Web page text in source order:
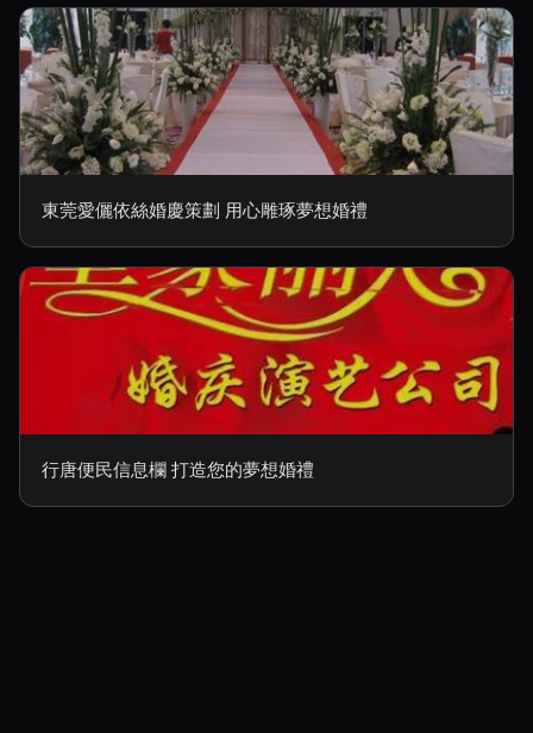
東莞愛儷依絲婚慶策劃 用心雕琢夢想婚禮
行唐便民信息欄 打造您的夢想婚禮